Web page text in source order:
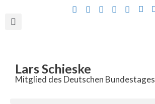
Lars Schieske
Mitglied des Deutschen Bundestages